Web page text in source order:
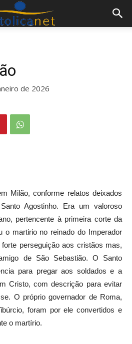
de 2026
Milão, conforme relatos deixados
Agostinho. Era um valoroso
pertencente à primeira corte da
o martirio no reinado do Imperador
perseguição aos cristãos mas,
de São Sebastião. O Santo
para pregar aos soldados e a
Cristo, com descrição para evitar
O próprio governador de Roma,
foram por ele convertidos e
o martírio.